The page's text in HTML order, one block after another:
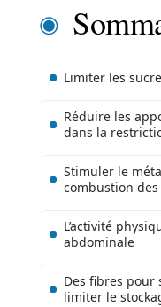
Limiter les
Réduire les
dans la
Stimuler le
combustion des
L’activité
abdominale
Des fibres
limiter le